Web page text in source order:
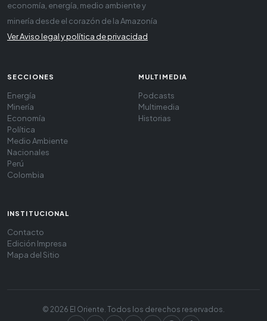
economía, energía, medio ambiente y
minería desde el corazón de la Amazonía
Ver Aviso legal y política de privacidad
SECCIONES
Energía
Minería
Economía
Política
Medio Ambiente
Nacionales
Perú
Colombia
MULTIMEDIA
Podcasts
Multimedia
Historias
INSTITUCIONAL
Contacto
Edición Impresa
Mapa del Sitio
© 2026 El Oriente. Todos los derechos reservados.